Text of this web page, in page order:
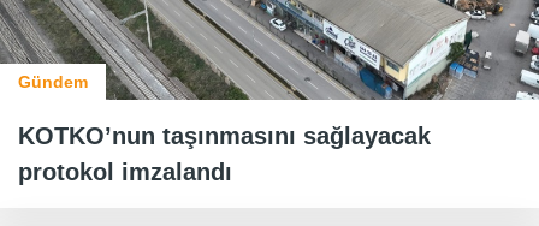
Gündem
KOTKO’nun taşınmasını sağlayacak
protokol imzalandı